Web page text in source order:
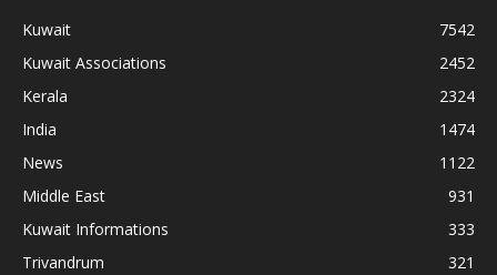
Kuwait
7542
Kuwait Associations
2452
Kerala
2324
India
1474
News
1122
Middle East
931
Kuwait Informations
333
Trivandrum
321